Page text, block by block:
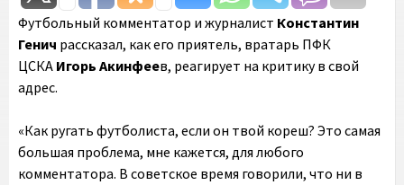
Футбольный комментатор и журналист Константин
Генич рассказал, как его приятель, вратарь ПФК
ЦСКА Игорь Акинфеев, реагирует на критику в свой
адрес.
«Как ругать футболиста, если он твой кореш? Это самая
большая проблема, мне кажется, для любого
комментатора. В советское время говорили, что ни в